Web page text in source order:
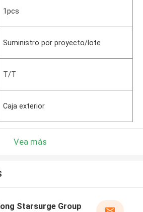
1pcs
Suministro por proyecto/lote
T/T
Caja exterior
Vea más
Starsurge Group